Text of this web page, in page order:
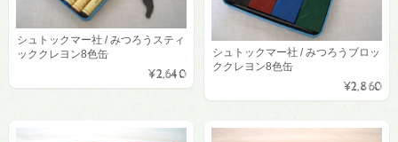
シュトックマー社 / みつろうスティ
ッククレヨン8色缶
¥2,640
シュトックマー社 / みつろうブロッ
ククレヨン8色缶
¥2,860